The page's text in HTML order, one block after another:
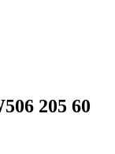
205 60